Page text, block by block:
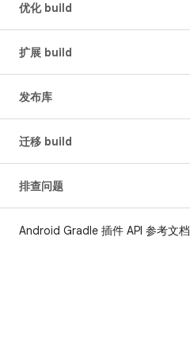
优化 build
扩展 build
发布库
迁移 build
排查问题
Android Gradle 插件 API 参考文档